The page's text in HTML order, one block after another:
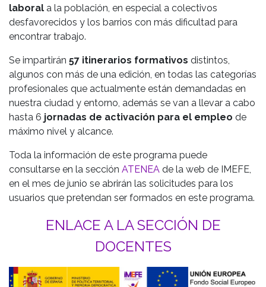
laboral a la población, en especial a colectivos
desfavorecidos y los barrios con más dificultad para
encontrar trabajo.
Se impartirán 57 itinerarios formativos distintos,
algunos con más de una edición, en todas las categorías
profesionales que actualmente están demandadas en
nuestra ciudad y entorno, además se van a llevar a cabo
hasta 6 jornadas de activación para el empleo de
máximo nivel y alcance.
Toda la información de este programa puede
consultarse en la sección ATENEA de la web de IMEFE,
en el mes de junio se abrirán las solicitudes para los
usuarios que pretendan ser formados en este programa.
ENLACE A LA SECCIÓN DE
DOCENTES